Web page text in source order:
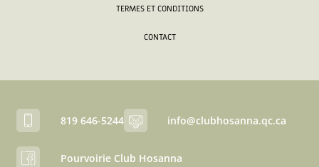
TERMES ET CONDITIONS
CONTACT
819 646-5244 info@clubhosanna.qc.ca
Pourvoirie Club Hosanna